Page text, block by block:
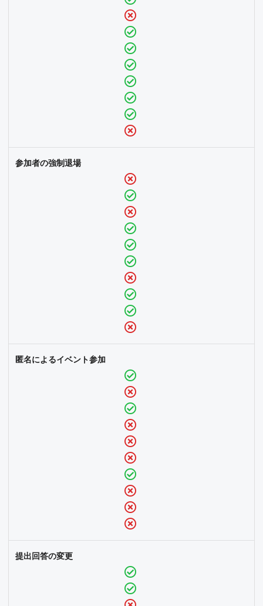
参加者の強制退場
匿名によるイベント参加
提出回答の変更